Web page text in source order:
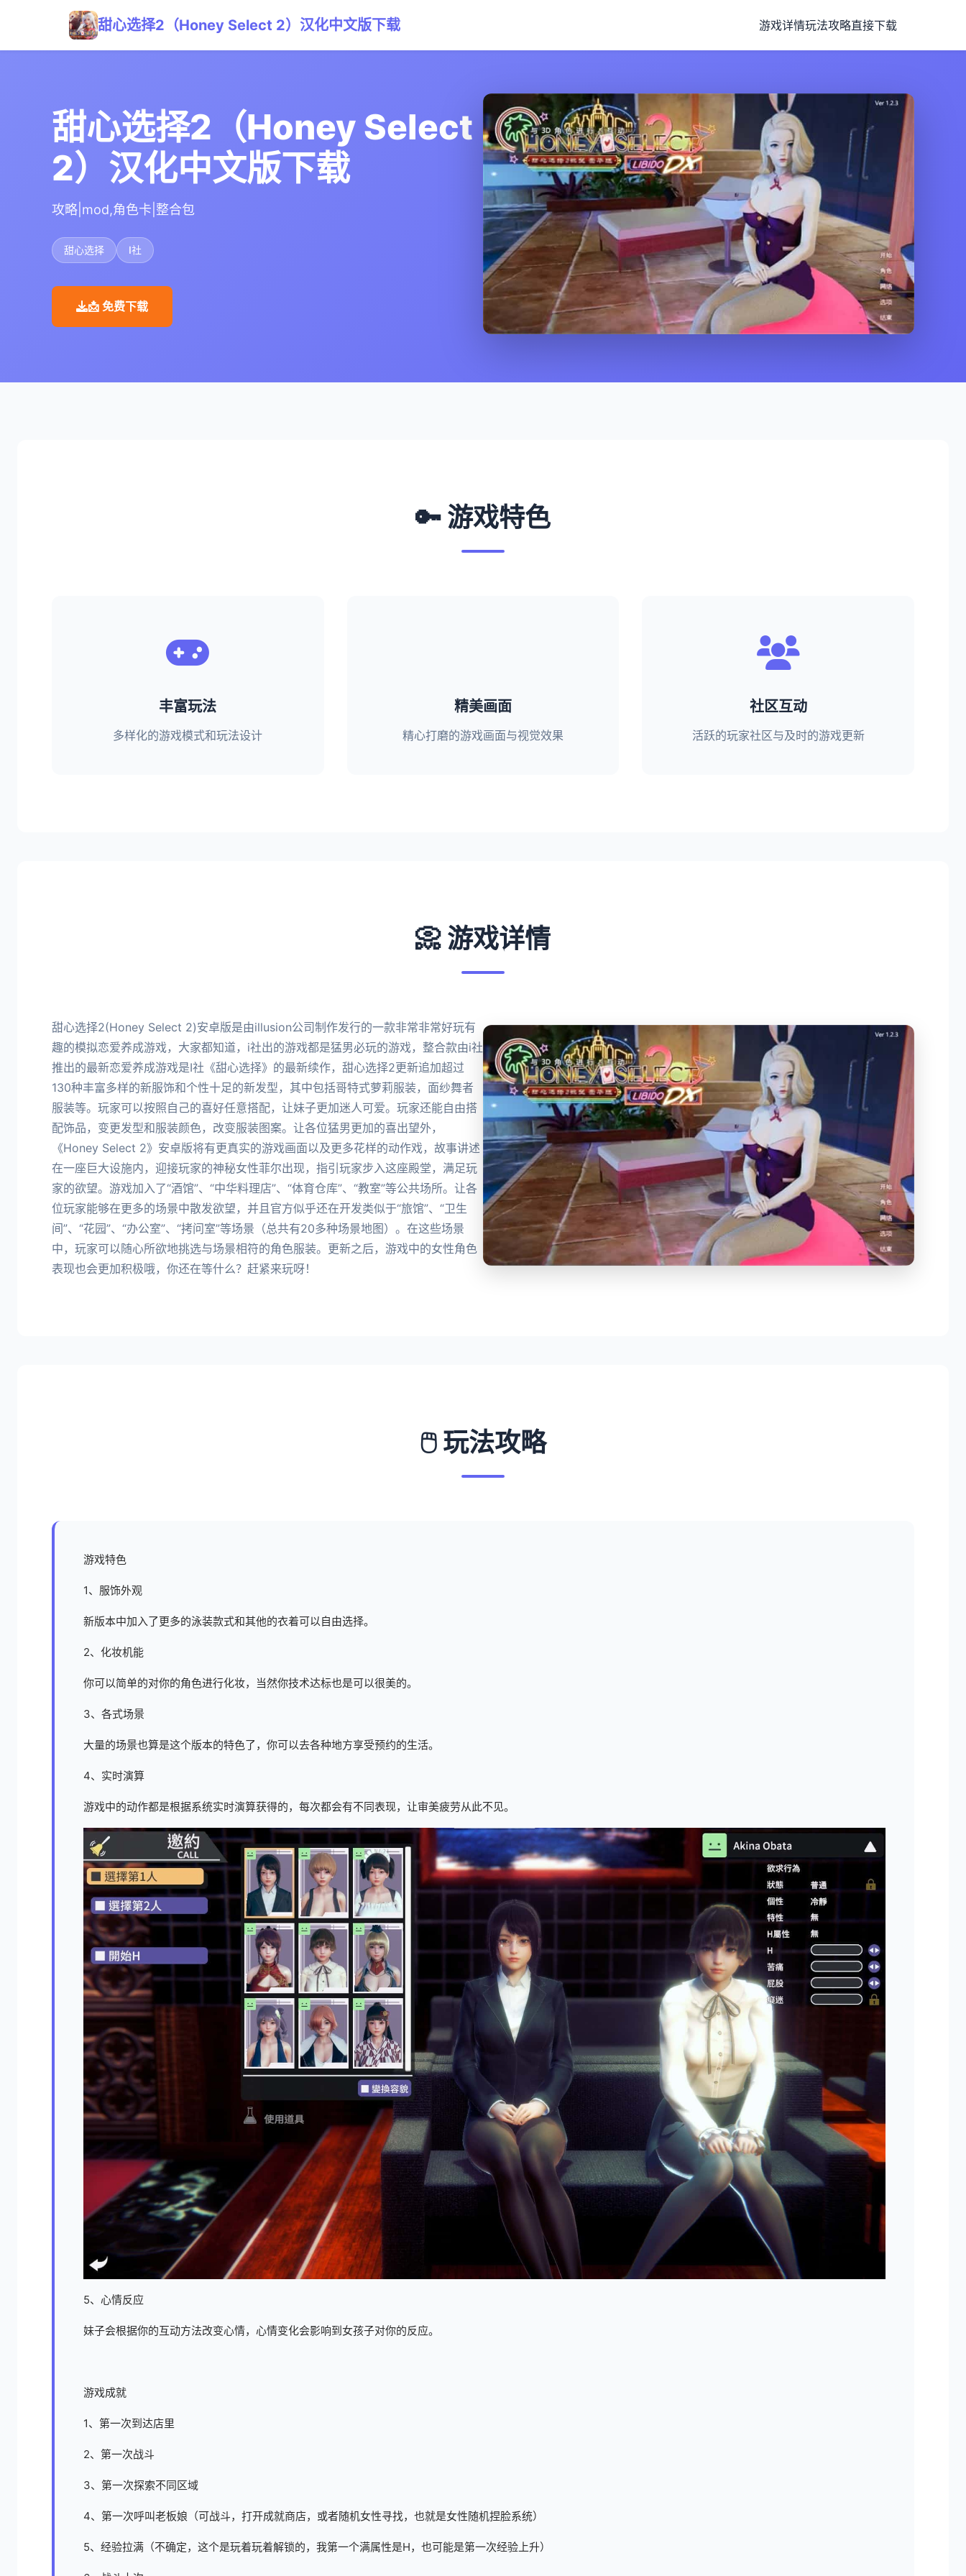
甜心选择2（Honey Select 2）汉化中文版下载 游戏详情玩法攻略直接下载
甜心选择2（Honey Select
2）汉化中文版下载
攻略|mod,角色卡|整合包
甜心选择 I社
📩 免费下载
🔑 游戏特色
丰富玩法
多样化的游戏模式和玩法设计
精美画面
精心打磨的游戏画面与视觉效果
社区互动
活跃的玩家社区与及时的游戏更新
📀 游戏详情
甜心选择2(Honey Select 2)安卓版是由illusion公司制作发行的一款非常非常好玩有
趣的模拟恋爱养成游戏，大家都知道，i社出的游戏都是猛男必玩的游戏，整合款由i社
推出的最新恋爱养成游戏是I社《甜心选择》的最新续作，甜心选择2更新追加超过
130种丰富多样的新服饰和个性十足的新发型，其中包括哥特式萝莉服装，面纱舞者
服装等。玩家可以按照自己的喜好任意搭配，让妹子更加迷人可爱。玩家还能自由搭
配饰品，变更发型和服装颜色，改变服装图案。让各位猛男更加的喜出望外，
《Honey Select 2》安卓版将有更真实的游戏画面以及更多花样的动作戏，故事讲述
在一座巨大设施内，迎接玩家的神秘女性菲尔出现，指引玩家步入这座殿堂，满足玩
家的欲望。游戏加入了“酒馆”、“中华料理店”、“体育仓库”、“教室”等公共场所。让各
位玩家能够在更多的场景中散发欲望，并且官方似乎还在开发类似于“旅馆”、“卫生
间”、“花园”、“办公室”、“拷问室”等场景（总共有20多种场景地图）。在这些场景
中，玩家可以随心所欲地挑选与场景相符的角色服装。更新之后，游戏中的女性角色
表现也会更加积极哦，你还在等什么？赶紧来玩呀！
🖱️ 玩法攻略
游戏特色
1、服饰外观
新版本中加入了更多的泳装款式和其他的衣着可以自由选择。
2、化妆机能
你可以简单的对你的角色进行化妆，当然你技术达标也是可以很美的。
3、各式场景
大量的场景也算是这个版本的特色了，你可以去各种地方享受预约的生活。
4、实时演算
游戏中的动作都是根据系统实时演算获得的，每次都会有不同表现，让审美疲劳从此不见。
5、心情反应
妹子会根据你的互动方法改变心情，心情变化会影响到女孩子对你的反应。
游戏成就
1、第一次到达店里
2、第一次战斗
3、第一次探索不同区域
4、第一次呼叫老板娘（可战斗，打开成就商店，或者随机女性寻找，也就是女性随机捏脸系统）
5、经验拉满（不确定，这个是玩着玩着解锁的，我第一个满属性是H，也可能是第一次经验上升）